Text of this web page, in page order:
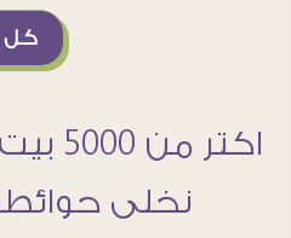
كل
اكتر
نخلى